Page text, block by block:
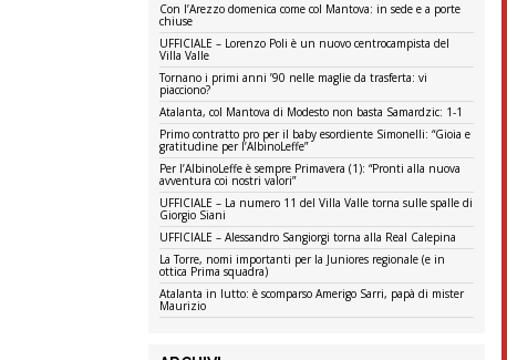
Con l’Arezzo domenica come col Mantova: in sede e a porte
chiuse
UFFICIALE – Lorenzo Poli è un nuovo centrocampista del
Villa Valle
Tornano i primi anni ’90 nelle maglie da trasferta: vi
piacciono?
Atalanta, col Mantova di Modesto non basta Samardzic: 1-1
Primo contratto pro per il baby esordiente Simonelli: “Gioia e
gratitudine per l’AlbinoLeffe”
Per l’AlbinoLeffe è sempre Primavera (1): “Pronti alla nuova
avventura coi nostri valori”
UFFICIALE – La numero 11 del Villa Valle torna sulle spalle di
Giorgio Siani
UFFICIALE – Alessandro Sangiorgi torna alla Real Calepina
La Torre, nomi importanti per la Juniores regionale (e in
ottica Prima squadra)
Atalanta in lutto: è scomparso Amerigo Sarri, papà di mister
Maurizio